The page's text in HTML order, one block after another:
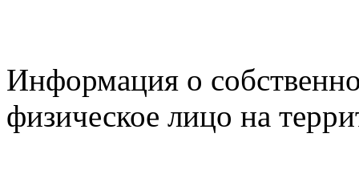
Информация о
физическое лицо на